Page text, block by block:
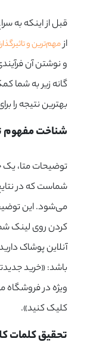
قبل از اینکه به
ازمهم‌ترین و
گانه زیر به شما
بهترین نتیجه را
شناخت مفهوم
توضیحات متا، یک
شماست که در
می‌شود. این
کردن روی لینک
آنلاین پوشاک
باشد: «خرید
ویژه در فروشگاه
کلیک کنید».
تحقیق کلمات